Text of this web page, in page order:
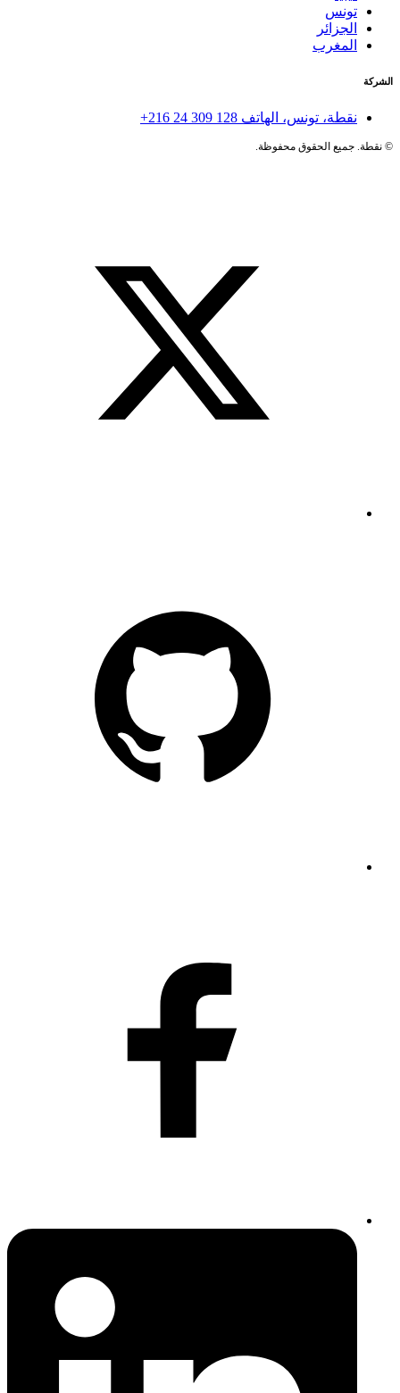
تونس
الجزائر
المغرب
الشركة
نقطة، تونس، الهاتف+216 24 309 128
©نقطة. جميع الحقوق محفوظة.